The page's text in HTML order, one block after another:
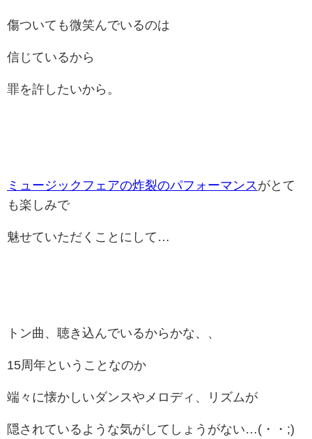
傷ついても微笑んでいるのは
信じているから
罪を許したいから。
ミュージックフェアの炸裂のパフォーマンス がとて
も楽しみで
魅せていただくことにして…
トン曲、聴き込んでいるからかな、、
15周年ということなのか
端々に懐かしいダンスやメロディ、リズムが
隠されているような気がしてしょうがない…(・・;)